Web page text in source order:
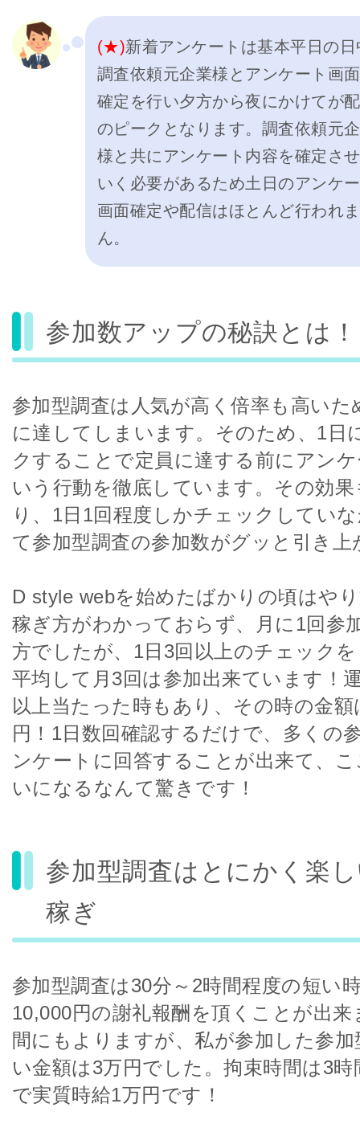
(★)新着アンケートは基本平日の日
調査依頼元企業様とアンケート画
確定を行い夕方から夜にかけてが
のピークとなります。調査依頼元
様と共にアンケート内容を確定さ
いく必要があるため土日のアンケ
画面確定や配信はほとんど行われ
ん。
参加数アップの秘訣とは
参加型調査は人気が高く倍率も高いた
に達してしまいます。そのため、1日
クすることで定員に達する前にアン
いう行動を徹底しています。その効
り、1日1回程度しかチェックしてい
て参加型調査の参加数がグッと引き
D style webを始めたばかりの頃はや
稼ぎ方がわかっておらず、月に1回参
方でしたが、1日3回以上のチェック
平均して月3回は参加出来ています！
以上当たった時もあり、その時の金
円！1日数回確認するだけで、多くの
ンケートに回答することが出来て、
いになるなんて驚きです！
参加型調査はとにかく楽
稼ぎ
参加型調査は30分～2時間程度の短い
10,000円の謝礼報酬を頂くことが出
間にもよりますが、私が参加した参
い金額は3万円でした。拘束時間は3
で実質時給1万円です！